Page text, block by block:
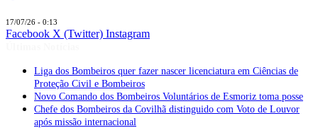
17/07/26 - 0:13
Facebook X (Twitter) Instagram
Liga dos Bombeiros quer fazer nascer licenciatura em Ciências de
Proteção Civil e Bombeiros
Novo Comando dos Bombeiros Voluntários de Esmoriz toma posse
Chefe dos Bombeiros da Covilhã distinguido com Voto de Louvor
após missão internacional